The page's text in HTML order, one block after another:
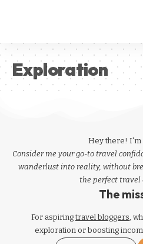
Exploration
Hey there! I'm
Consider me your go-to travel
wanderlust into reality, without
the perfect travel
The
For aspiringtravel bloggers,
exploration or boosting